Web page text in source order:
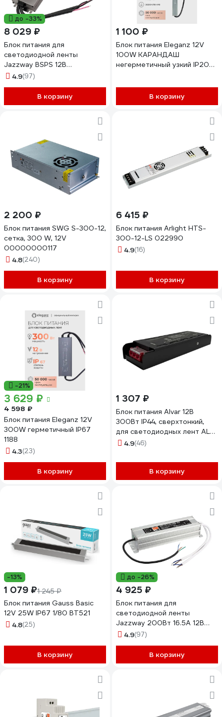
до -33%
8 029 ₽
Блок питания для
светодиодной ленты
Jazzway BSPS 12В
25.00А=300Вт IP67
4.9(97)
В корзину
1 100 ₽
Блок питания Eleganz 12V
100W КАРАНДАШ
негерметичный узкий IP20
В корзину
2 200 ₽
Блок питания SWG S-300-12,
сетка, 300 W, 12V
00000000117
4.8(240)
В корзину
6 415 ₽
Блок питания Arlight HTS-
300-12-LS 022990
4.9(16)
В корзину
-21%
3 629 ₽
4 598 ₽
Блок питания Eleganz 12V
300W герметичный IP67
1188
4.3(23)
В корзину
1 307 ₽
Блок питания Alvar 12В
300Вт IP44, сверхтонкий,
для светодиодных лент AL-
1244300
4.9(46)
В корзину
-13%
1 079 ₽1 245 ₽
Блок питания Gauss Basic
12V 25W IP67 1/80 BT521
4.8(25)
В корзину
до -26%
4 925 ₽
Блок питания для
светодиодной ленты
Jazzway 200Вт 16.5А 12В
IP67 BSPS влагозащитный
4.9(97)
В корзину